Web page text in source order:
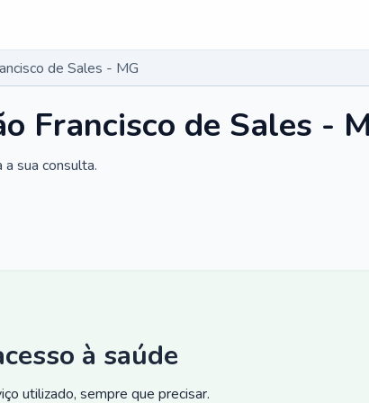
de Sales - MG
Francisco de Sales -
sua consulta.
à saúde
utilizado, sempre que precisar.